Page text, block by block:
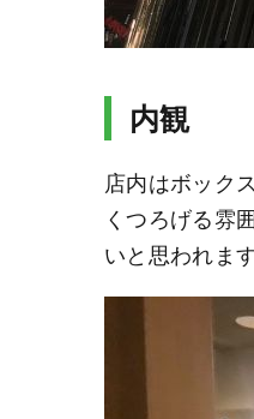
内観
店内はボック
くつろげる雰
いと思われます